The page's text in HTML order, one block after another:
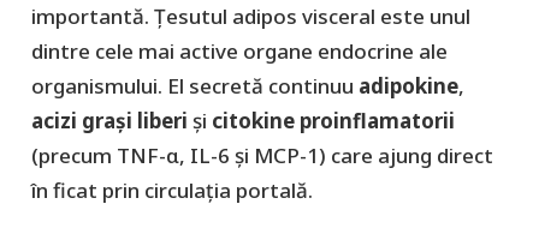
importantă. Țesutul adipos visceral este unul
dintre cele mai active organe endocrine ale
organismului. El secretă continuu adipokine,
acizi grași liberi și citokine proinflamatorii
(precum TNF-α, IL-6 și MCP-1) care ajung direct
în ficat prin circulația portală.